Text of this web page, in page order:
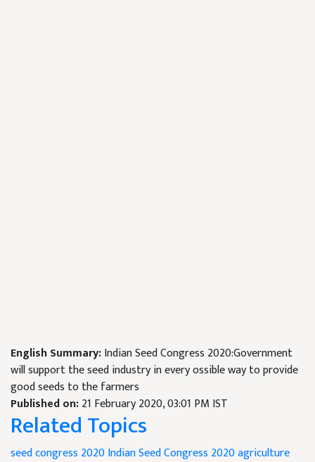
English Summary:Indian Seed Congress 2020:Government
will support the seed industry in every ossible way to provide
good seeds to the farmers
Published on:21 February 2020, 03:01 PM IST
Related Topics
seed congress 2020Indian Seed Congress 2020agriculture